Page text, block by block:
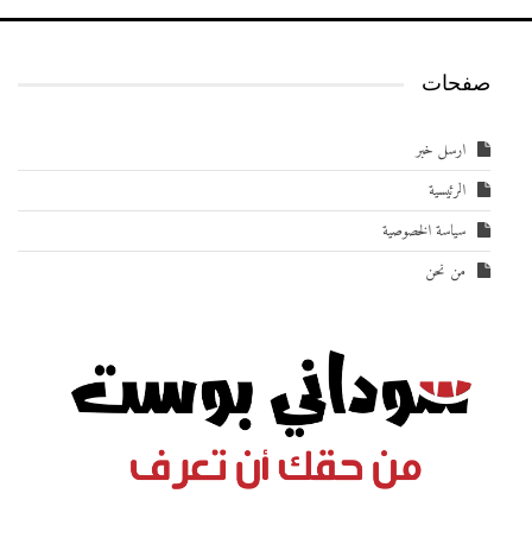
صفحات
ارسل خبر
الرئيسية
سياسة الخصوصية
من نحن